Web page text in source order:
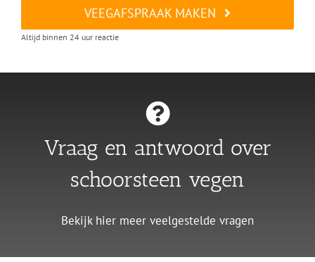
VEEGAFSPRAAK MAKEN
Altijd binnen 24 uur reactie
Vraag en antwoord over
schoorsteen vegen
Bekijk hier meer veelgestelde vragen